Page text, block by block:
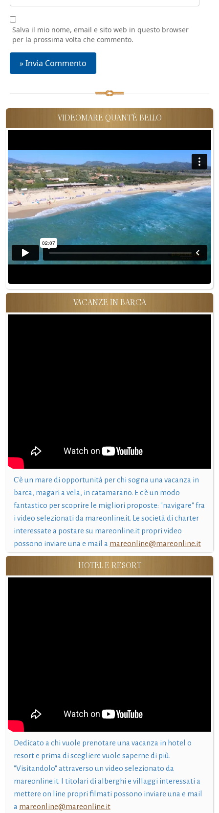
Salva il mio nome, email e sito web in questo browser
per la prossima volta che commento.
VIDEOMARE QUANT'È BELLO
VACANZE IN BARCA
C'è un mare di opportunità per chi sogna una vacanza in
barca, magari a vela, in catamarano. E c'è un modo
fantastico per scoprire le migliori proposte: "navigare" fra
i video selezionati da mareonline.it. Le società di charter
interessate a postare su mareonline.it propri video
possono inviare una e mail a mareonline@mareonline.it
HOTEL E RESORT
Dedicato a chi vuole prenotare una vacanza in hotel o
resort e prima di scegliere vuole saperne di più.
"Visitandolo" attraverso un video selezionato da
mareonline.it. I titolari di alberghi e villaggi interessati a
mettere on line propri filmati possono inviare una e mail
a mareonline@mareonline.it